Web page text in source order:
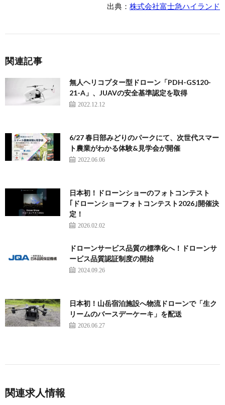
出典： 株式会社富士急ハイランド
関連記事
無人ヘリコプター型ドローン「PDH-GS120-
21-A」、JUAVの安全基準認定を取得
2022.12.12
6/27 春日部みどりのパークにて、次世代スマー
ト農業がわかる体験&見学会が開催
2022.06.06
日本初！ドローンショーのフォトコンテスト
｢ドローンショーフォトコンテスト2026｣開催決
定！
2026.02.02
ドローンサービス品質の標準化へ！ドローンサ
ービス品質認証制度の開始
2024.09.26
日本初！山岳宿泊施設へ物流ドローンで「生ク
リームのバースデーケーキ」を配送
2026.06.27
関連求人情報